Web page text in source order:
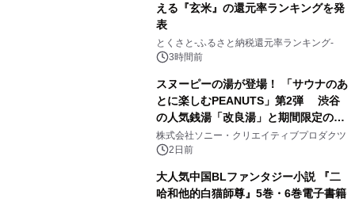
える『玄米』の還元率ランキングを発
表
とくさと-ふるさと納税還元率ランキング-
3時間前
スヌーピーの湯が登場！ 「サウナのあ
とに楽しむPEANUTS」第2弾 渋谷
の人気銭湯「改良湯」と期間限定のコ
ラボレーション サウナイキタイコラ
ボグッズも発売決定！
株式会社ソニー・クリエイティブプロダクツ
2日前
大人気中国BLファンタジー小説 『二
哈和他的白猫師尊』5巻・6巻電子書籍